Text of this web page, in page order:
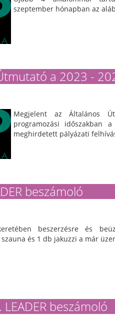
szeptember hónapban az
a 2023 -
Megjelent az Általános
programozási időszakban
meghirdetett pályázati
beszámoló
beszerzésre és
és 1 db jakuzzi a már
beszámoló